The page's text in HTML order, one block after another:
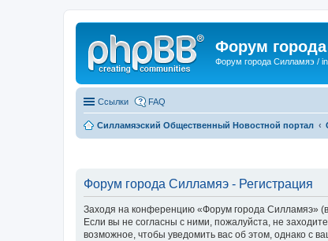
Форум
Форум города Силламяэ /
Ссылки FAQ
Силламяэский Общественный Новостной портал
Форум города Силламяэ - Регистрация
Заходя на конференцию «Форум города Силламяэ»
Если вы не согласны с ними, пожалуйста, не
возможное, чтобы уведомить вас об этом, однако с